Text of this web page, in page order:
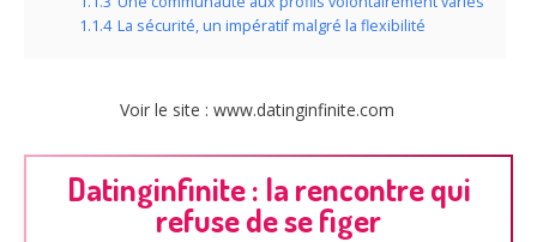
1.1.4 La sécurité, un impératif malgré la flexibilité
Voir le site : www.datinginfinite.com
Datinginfinite : la rencontre qui
refuse de se figer